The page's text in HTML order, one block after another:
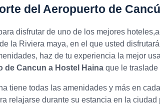
del Aeropuerto de
disfrutar de uno de los mejores
la Riviera maya, en el que usted
haz de tu experiencia la mejor
de Cancun a Hostel Haina que le traslade
tiene todas las amenidades y más en
relajarse durante su estancia en la